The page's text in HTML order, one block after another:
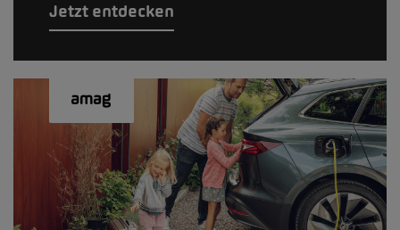
Jetzt entdecken